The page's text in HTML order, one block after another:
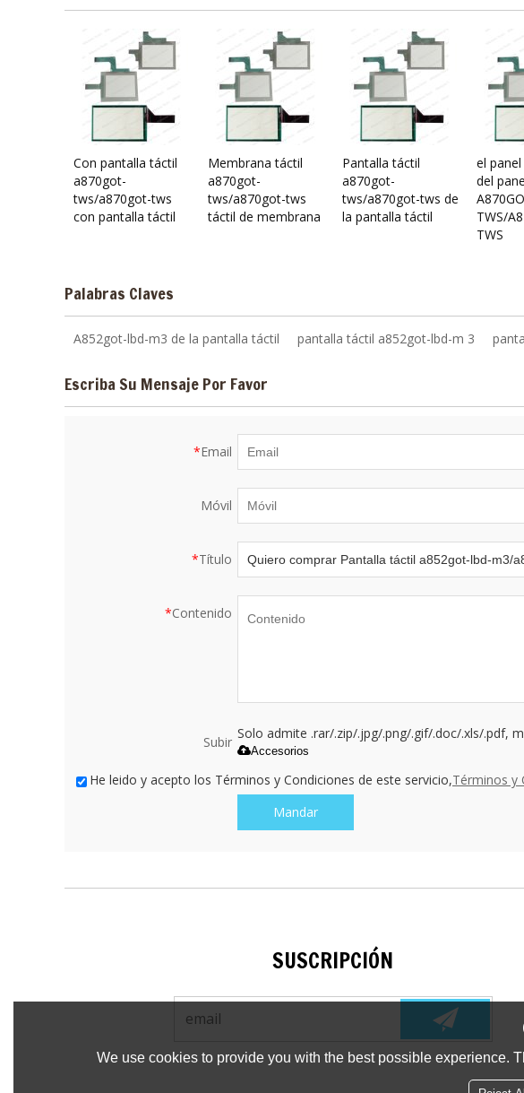
Con pantalla táctil
a870got-
tws/a870got-tws
con pantalla táctil
Membrana táctil
a870got-
tws/a870got-tws
táctil de membrana
Pantalla táctil
a870got-
tws/a870got-tws de
la pantalla táctil
el
del
TWS/
TWS
Palabras Claves
A852got-lbd-m3 de la pantalla táctil pantalla táctil a852got-lbd-m 3
Escriba Su Mensaje Por Favor
*Email
Móvil
*Título
*Contenido
Subir
Solo admite .rar/.zip/.jpg/.png/.gif/.doc/.xls/.pdf,
Accesorios
He leido y acepto los Términos y Condiciones de este servicio,Términos y
Mandar
SUSCRIPCIÓN
We use cookies to provide you with the best possible experience.